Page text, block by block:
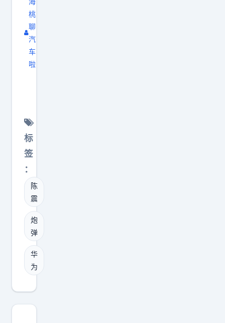
是
不
是
因
为
央
要
留
出
足
够
长
的
空
间
放
电
桃
聊
汽
车
啦
评
人
陈
认
为
，
享
界
G
过
叉
标
签
：
陈
震
炮
弹
华
为